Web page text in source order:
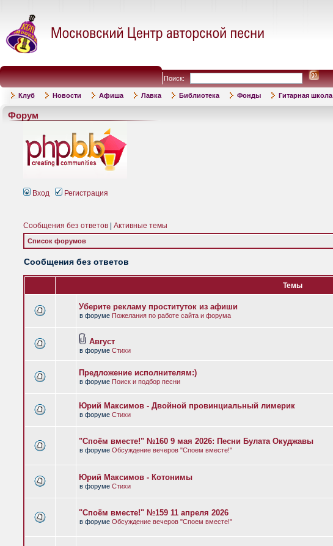
Поиск:
Клуб Новости Афиша Лавка Библиотека Фонды Гитарная школа
Форум
Вход Регистрация
Сообщения без ответов Активные темы
Список форумов
Сообщения без ответов
Темы
Уберите рекламу проституток из афиши
в форуме Пожелания по работе сайта и форума
Август
в форуме Стихи
Предложение исполнителям:)
в форуме Поиск и подбор песни
Юрий Максимов - Двойной провинциальный лимерик
в форуме Стихи
"Споём вместе!" №160 9 мая 2026: Песни Булата Окуджавы
в форуме Обсуждение вечеров "Споем вместе!"
Юрий Максимов - Котонимы
в форуме Стихи
"Споём вместе!" №159 11 апреля 2026
в форуме Обсуждение вечеров "Споем вместе!"